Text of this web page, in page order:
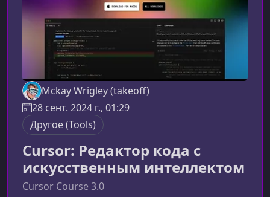
Mckay Wrigley (takeoff)
28 сент. 2024 г., 01:29
Другое (Tools)
Cursor: Редактор кода с
искусственным интеллектом
Cursor Course 3.0